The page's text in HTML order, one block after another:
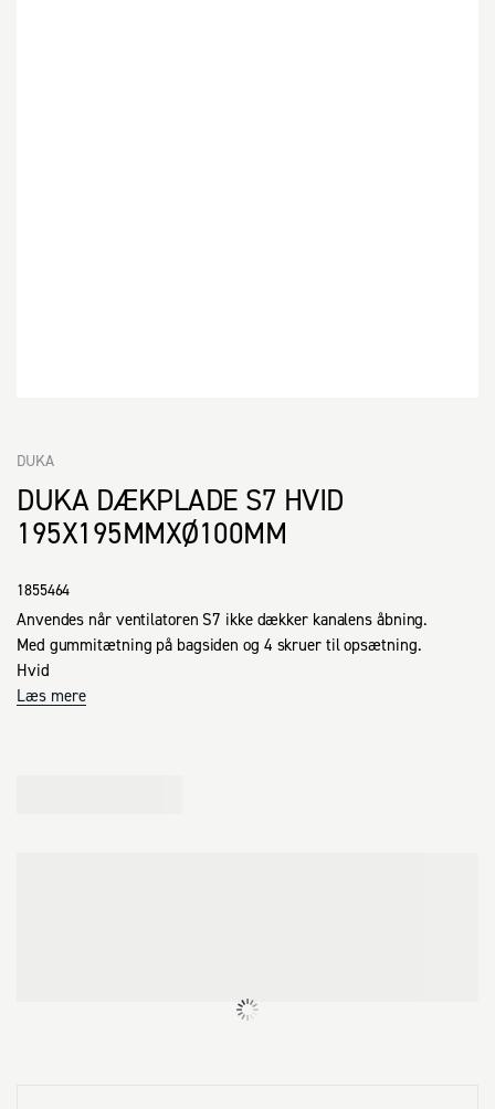
DUKA DÆKPLADE S7 HVID
195X195MMXØ100MM
DUKA
1855464
Anvendes når ventilatoren S7 ikke dækker kanalens åbning.
Med gummitætning på bagsiden og 4 skruer til opsætning.
Hvid
Læs mere